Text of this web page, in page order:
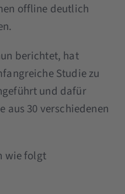
offline deutlich
berichtet, hat
Studie zu
und dafür
aus 30 verschiedenen
wie folgt